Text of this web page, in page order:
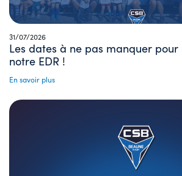
31/07/2026
Les dates à ne pas manquer
notre EDR !
En savoir plus